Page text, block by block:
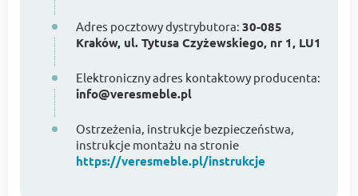
Adres pocztowy dystrybutora: 30-085
Kraków, ul. Tytusa Czyżewskiego, nr 1, LU1
Elektroniczny adres kontaktowy producenta:
info@veresmeble.pl
Ostrzeżenia, instrukcje bezpieczeństwa,
instrukcje montażu na stronie
https://veresmeble.pl/instrukcje